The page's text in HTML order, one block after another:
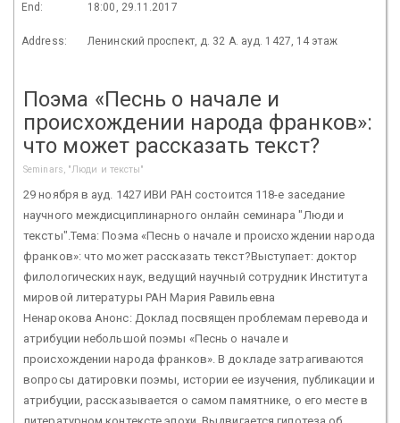
End: 18:00, 29.11.2017
Address: Ленинский проспект, д. 32 А. ауд. 1427, 14 этаж
Поэма «Песнь о начале и
происхождении народа франков»:
что может рассказать текст?
Seminars, "Люди и тексты"
29 ноября в ауд. 1427 ИВИ РАН состоится 118-е заседание
научного междисциплинарного онлайн семинара "Люди и
тексты".Тема: Поэма «Песнь о начале и происхождении народа
франков»: что может рассказать текст?Выступает: доктор
филологических наук, ведущий научный сотрудник Института
мировой литературы РАН Мария Равильевна
Ненарокова Анонс: Доклад посвящен проблемам перевода и
атрибуции небольшой поэмы «Песнь о начале и
происхождении народа франков». В докладе затрагиваются
вопросы датировки поэмы, истории ее изучения, публикации и
атрибуции, рассказывается о самом памятнике, о его месте в
литературном контексте эпохи. Выдвигается гипотеза об